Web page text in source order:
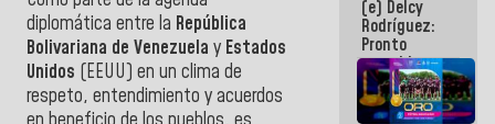
diplomática entre la República
Bolivariana de Venezuela y Estados
Unidos (EEUU) en un clima de
respeto, entendimiento y acuerdos
los
Centroamericanos
(e) Delcy
Rodríguez:
Pronto
restableceremos
las
operaciones